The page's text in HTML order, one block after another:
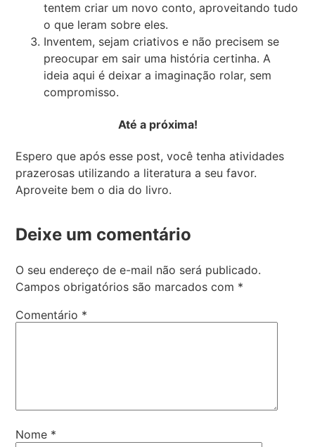
tentem criar um novo conto, aproveitando tudo
o que leram sobre eles.
Inventem, sejam criativos e não precisem se
preocupar em sair uma história certinha. A
ideia aqui é deixar a imaginação rolar, sem
compromisso.
Até a próxima!
Espero que após esse post, você tenha atividades
prazerosas utilizando a literatura a seu favor.
Aproveite bem o dia do livro.
Deixe um comentário
O seu endereço de e-mail não será publicado.
Campos obrigatórios são marcados com *
Comentário *
Nome *